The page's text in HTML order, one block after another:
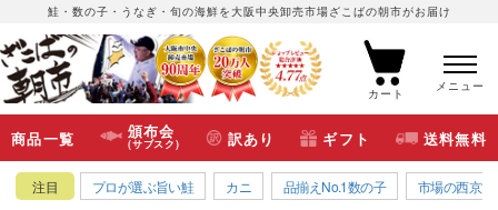
鮭・数の子・うなぎ・旬の海鮮を大阪中央卸売市場ざこばの朝市がお届け
カート
メニュー
商品一覧 頒布会
(サブスク) 訳あり ギフト 送料無料
注目 プロが選ぶ旨い鮭 カニ 品揃えNo.1数の子 市場の西京漬